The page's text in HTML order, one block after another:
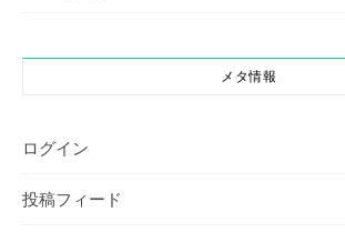
メタ情報
ログイン
投稿フィード